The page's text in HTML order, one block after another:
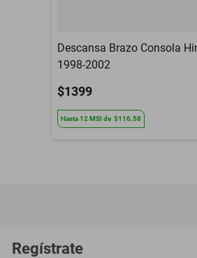
Descansa Brazo Consola
1998-2002
$1399
Hasta12 MSIde $116.58
Regístrate